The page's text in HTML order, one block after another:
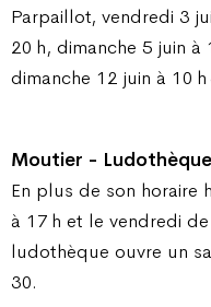
Parpaillot, vendredi 3
20 h, dimanche 5 juin à
dimanche 12 juin à 10 h
Moutier - Ludothèque
En plus de son horaire
à 17 h et le vendredi
ludothèque ouvre un
30.